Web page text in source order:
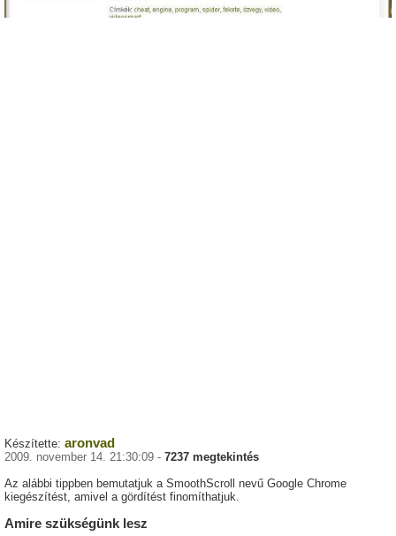
Készítette: aronvad
2009. november 14. 21:30:09 - 7237 megtekintés
Az alábbi tippben bemutatjuk a SmoothScroll nevű Google Chrome
kiegészítést, amivel a gördítést finomíthatjuk.
Amire szükségünk lesz